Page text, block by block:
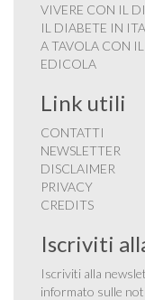
VIVERE CON IL
IL DIABETE IN
A TAVOLA CON
EDICOLA
Link utili
CONTATTI
NEWSLETTER
DISCLAIMER
PRIVACY
CREDITS
Iscriviti
Iscriviti alla
informato sulle